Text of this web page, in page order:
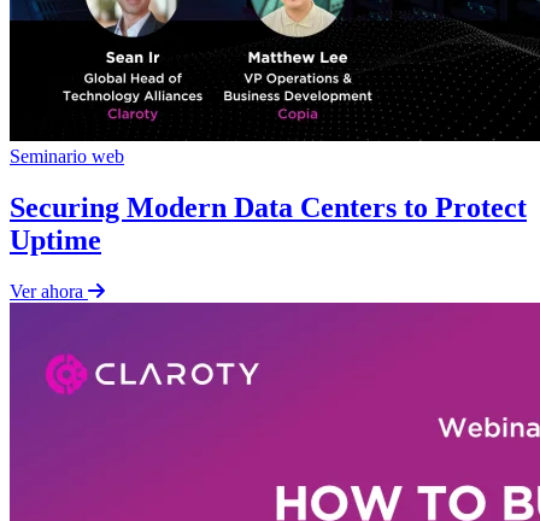
Seminario web
Securing Modern Data Centers to Protect
Uptime
Ver ahora